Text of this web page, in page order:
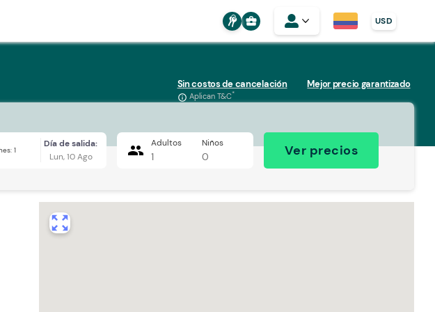
business_center USD
Sin costos de cancelación
info_outline Aplican T&C*
Mejor precio garantizado
1
Día de salida:
Lun, 10 Ago
people Adultos
1
Niños
0 Ver precios
zoom_out_map